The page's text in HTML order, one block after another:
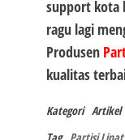
support kota
ragu lagi
Produsen
kualitas
Kategori Artikel